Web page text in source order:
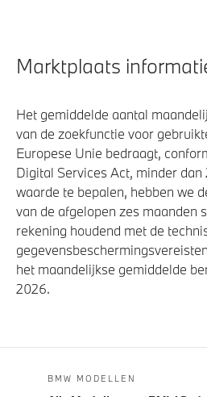
Actieve
Marktplaats
Het gemiddelde aantal
van de zoekfunctie voor
Europese Unie bedraagt,
Digital Services Act, minder
waarde te bepalen, hebben we
van de afgelopen zes maanden
rekening houdend met de
het maandelijkse gemiddelde
2026.
BMW MODELLEN